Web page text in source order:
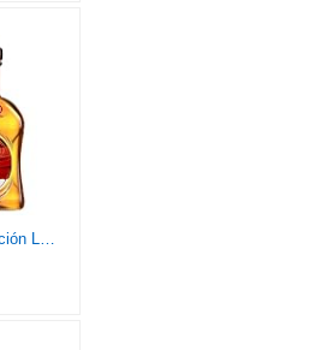
CARDHU 12 Años, Edición Limitada 200 Aniversario, Barrica de Vino, 0.7L